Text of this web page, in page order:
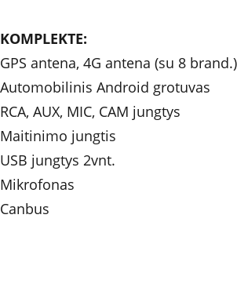
KOMPLEKTE:
GPS antena, 4G antena (su 8 brand.)
Automobilinis Android grotuvas
RCA, AUX, MIC, CAM jungtys
Maitinimo jungtis
USB jungtys 2vnt.
Mikrofonas
Canbus